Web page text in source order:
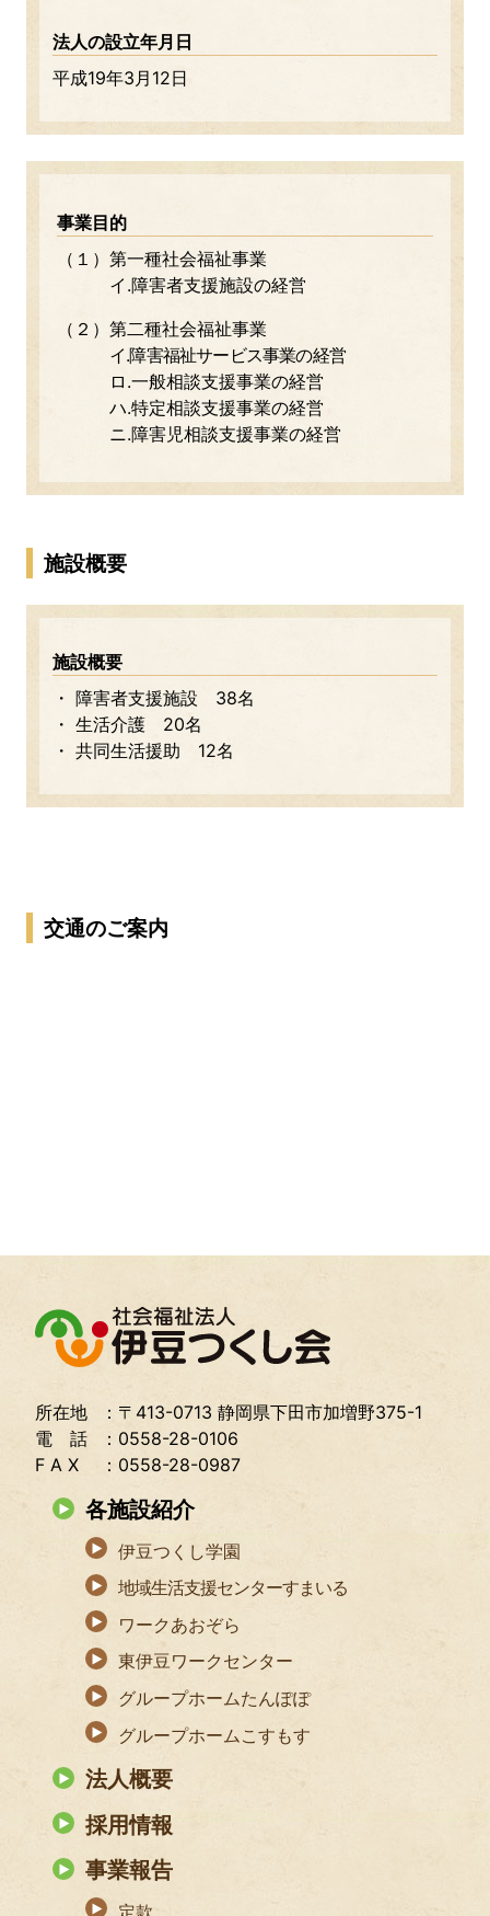
法人の設立年月日
平成19年3月12日
事業目的
（１）第一種社会福祉事業
イ.障害者支援施設の経営
（２）第二種社会福祉事業
イ.障害福祉サービス事業の経営
ロ.一般相談支援事業の経営
ハ.特定相談支援事業の経営
ニ.障害児相談支援事業の経営
施設概要
施設概要
・ 障害者支援施設 38名
・ 生活介護 20名
・ 共同生活援助 12名
交通のご案内
所在地
：〒413-0713 静岡県下田市加増野375-1
電 話
：0558-28-0106
F A X
：0558-28-0987
各施設紹介
伊豆つくし学園
地域生活支援センターすまいる
ワークあおぞら
東伊豆ワークセンター
グループホームたんぽぽ
グループホームこすもす
法人概要
採用情報
事業報告
定款